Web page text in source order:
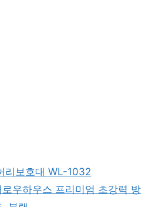
리보호대 WL-1032
우하우스 프리미엄 초강력 방